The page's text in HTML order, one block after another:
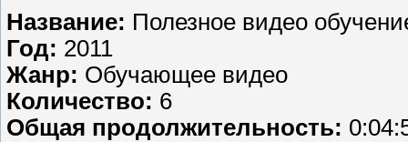
Название: Полезное видео
Год: 2011
Жанр: Обучающее видео
Количество: 6
Общая продолжительность: